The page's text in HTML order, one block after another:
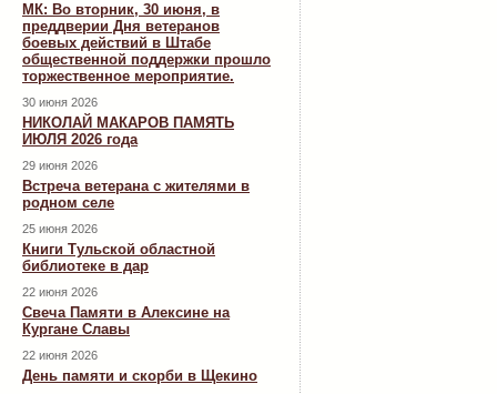
МК: Во вторник, 30 июня, в
преддверии Дня ветеранов
боевых действий в Штабе
общественной поддержки прошло
торжественное мероприятие.
30 июня 2026
НИКОЛАЙ МАКАРОВ ПАМЯТЬ
ИЮЛЯ 2026 года
29 июня 2026
Встреча ветерана с жителями в
родном селе
25 июня 2026
Книги Тульской областной
библиотеке в дар
22 июня 2026
Свеча Памяти в Алексине на
Кургане Славы
22 июня 2026
День памяти и скорби в Щекино